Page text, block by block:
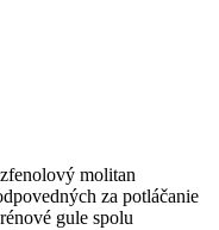
molitan
za potláčanie
gule spolu